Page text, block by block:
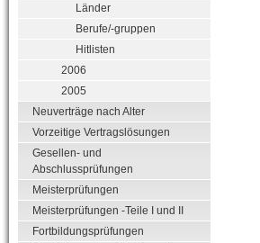
Länder
Berufe/-gruppen
Hitlisten
2006
2005
Neuverträge nach Alter
Vorzeitige Vertragslösungen
Gesellen- und
Abschlussprüfungen
Meisterprüfungen
Meisterprüfungen -Teile I und II
Fortbildungsprüfungen